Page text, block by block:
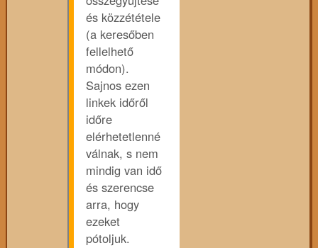
és közzététele
(a keresőben
fellelhető
módon).
Sajnos ezen
linkek időről
időre
elérhetetlenné
válnak, s nem
mindig van idő
és szerencse
arra, hogy
ezeket
pótoljuk.